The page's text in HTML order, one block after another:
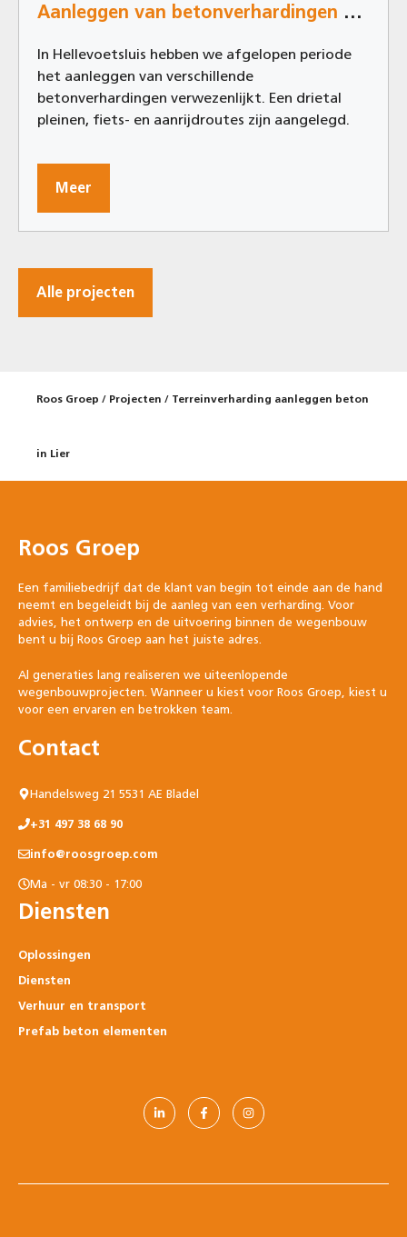
Aanleggen van betonverhardingen bij Quackstrand
In Hellevoetsluis hebben we afgelopen periode
het aanleggen van verschillende
betonverhardingen verwezenlijkt. Een drietal
pleinen, fiets- en aanrijdroutes zijn aangelegd.
Meer
Alle projecten
Roos Groep / Projecten / Terreinverharding aanleggen beton
in Lier
Roos Groep
Een familiebedrijf dat de klant van begin tot einde aan de hand
neemt en begeleidt bij de aanleg van een verharding. Voor
advies, het ontwerp en de uitvoering binnen de wegenbouw
bent u bij Roos Groep aan het juiste adres.
Al generaties lang realiseren we uiteenlopende
wegenbouwprojecten. Wanneer u kiest voor Roos Groep, kiest u
voor een ervaren en betrokken team.
Contact
Handelsweg 21 5531 AE Bladel
+31 497 38 68 90
info@roosgroep.com
Ma - vr 08:30 - 17:00
Diensten
Oplossingen
Diensten
Verhuur en transport
Prefab beton elementen